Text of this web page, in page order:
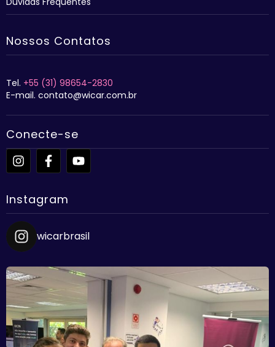
Nossos Contatos
Tel. +55 (31) 98654-2830
E-mail. contato@wicar.com.br
Conecte-se
Instagram
wicarbrasil